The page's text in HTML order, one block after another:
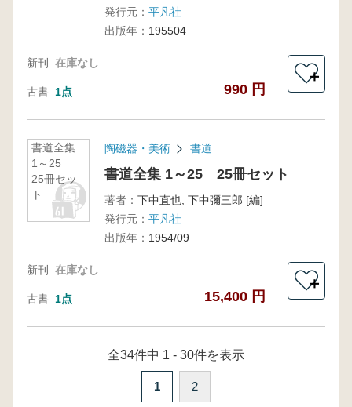
発行元： 平凡社
出版年： 195504
新刊 在庫なし
古書 1点 990 円
＋
書道全集
1～25
25冊セッ
ト
陶磁器・美術 書道
書道全集 1～25 25冊セット
著者： 下中直也, 下中彌三郎 [編]
発行元： 平凡社
出版年： 1954/09
新刊 在庫なし
古書 1点 15,400 円
＋
全34件中 1 - 30件を表示
1 2